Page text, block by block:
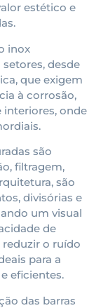
estético e
inox
desde
que exigem
à corrosão,
interiores, onde
são
filtragem,
são
divisórias e
um visual
de
o ruído
para a
eficientes.
das barras